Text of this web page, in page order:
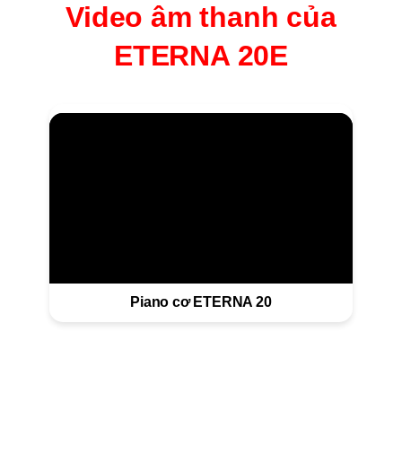
Video âm thanh của
ETERNA 20E
Piano cơ ETERNA 20